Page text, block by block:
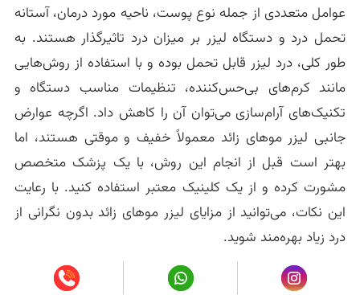
عوامل متعددی از جمله نوع پوست، ناحیه مورد درمان، آستانه
تحمل درد و دستگاه لیزر بر میزان درد تاثیرگذار هستند. به
طور کلی، درد لیزر قابل تحمل بوده و با استفاده از روش‌هایی
مانند کرم‌های بی‌حس‌کننده، تنظیمات مناسب دستگاه و
تکنیک‌های آرام‌سازی می‌توان آن را کاهش داد. اگرچه عوارض
جانبی لیزر موهای زائد معمولاً خفیف و موقتی هستند، اما
بهتر است قبل از انجام این روش، با یک پزشک متخصص
مشورت کرده و از یک کلینیک معتبر استفاده کنید. با رعایت
این نکات، می‌توانید از مزایای لیزر موهای زائد بدون نگرانی از
درد زیاد بهره‌مند شوید.